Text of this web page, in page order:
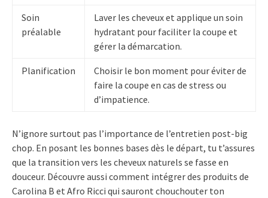
Soin
préalable
Laver les cheveux et applique un soin
hydratant pour faciliter la coupe et
gérer la démarcation.
Planification
Choisir le bon moment pour éviter de
faire la coupe en cas de stress ou
d’impatience.
N’ignore surtout pas l’importance de l’entretien post-big
chop. En posant les bonnes bases dès le départ, tu t’assures
que la transition vers les cheveux naturels se fasse en
douceur. Découvre aussi comment intégrer des produits de
Carolina B et Afro Ricci qui sauront chouchouter ton